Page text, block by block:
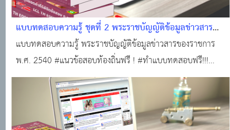
แบบทดสอบความรู้ ชุดที่ 2 พระราชบัญญัติข้อมูลข่าวสาร
ของราชการ พ.ศ. 2540 พร้อมใบเกียรติบัตรฟรี!
แบบทดสอบความรู้ พระราชบัญญัติข้อมูลข่าวสารของราชการ
พ.ศ. 2540 #แนวข้อสอบท้องถิ่นฟรี ! #ทำแบบทดสอบฟรี!!!
#ข้อสอบท้องถิ่นฟรี !!! #สอบบรรจุท้องถิ่น พร้อมใบเกียรติบัตร